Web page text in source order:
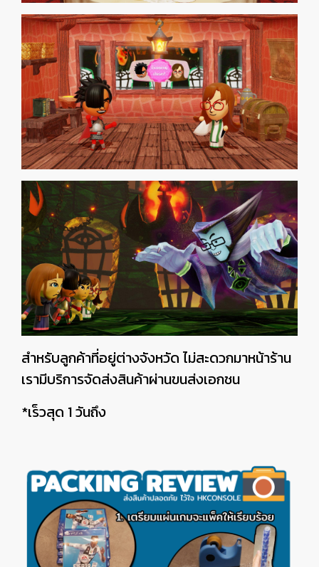
สำหรับลูกค้าที่อยู่ต่างจังหวัด ไม่สะดวกมาหน้าร้าน
เรามีบริการจัดส่งสินค้าผ่านขนส่งเอกชน
*เร็วสุด 1 วันถึง